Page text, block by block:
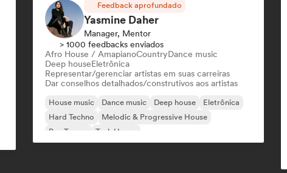
Feedback aprofundado
Yasmine Daher
Manager, Mentor
> 1000 feedbacks enviados
Afro House / AmapianoCountryDance music
Deep houseEletrônica
Representar/gerenciar artistas em suas carreiras
Dar conselhos detalhados/construtivos aos artistas
House music Dance music Deep house
Eletrônica
Hard Techno
Melodic & Progressive House
Psy-Trance
Tech House